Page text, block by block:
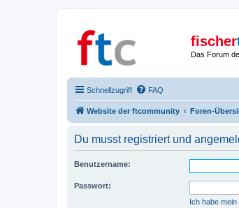
fischer
Das Forum
Schnellzugriff FAQ
Website der ftcommunity Foren-
Du musst registriert und
Benutzername:
Passwort:
Ich habe